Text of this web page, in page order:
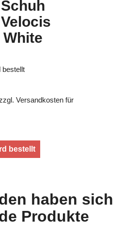
White
bestellt
Versandkosten für
bestellt
haben sich
Produkte